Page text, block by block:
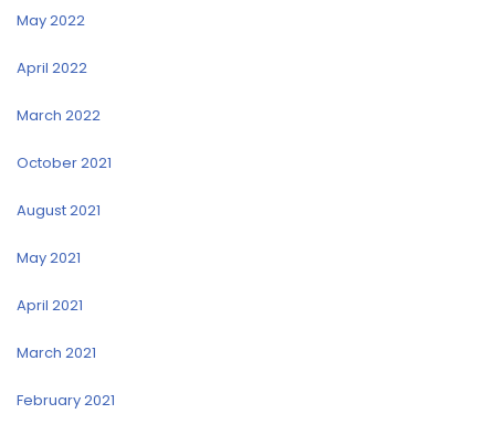
May 2022
April 2022
March 2022
October 2021
August 2021
May 2021
April 2021
March 2021
February 2021